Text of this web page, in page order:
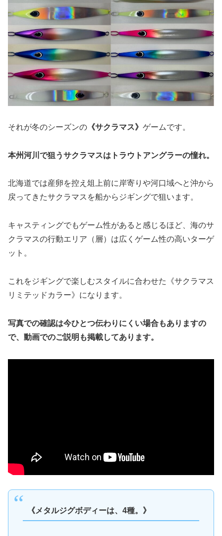
それが冬のシーズンの 《サクラマス》 ゲームです。
本州河川で狙うサクラマスはトラウトアングラーの憧れ。
北海道では産卵を控え俎上前に岸寄りや河口域へと沖から
戻ってきたサクラマスを船からジギングで狙います。
キャスティングでもゲーム性があると感じるほど、海のサ
クラマスの行動エリア（層）は広くゲーム性の高いターゲ
ット。
これをジギングで楽しむスタイルに合わせた《サクラマス
リミテッドカラー》になります。
写真での確認は今ひとつ伝わりにくい場合もありますの
で、動画でのご説明も掲載してあります。
《メタルジグボディーは、4種。》